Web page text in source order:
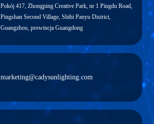
Pokój 417, Zhongping Creative Park, nr 1 Pingdu Road,
Pingshan Second Village, Shibi Panyu District,
Guangzhou, prowincja Guangdong
marketing@cadysunlighting.com